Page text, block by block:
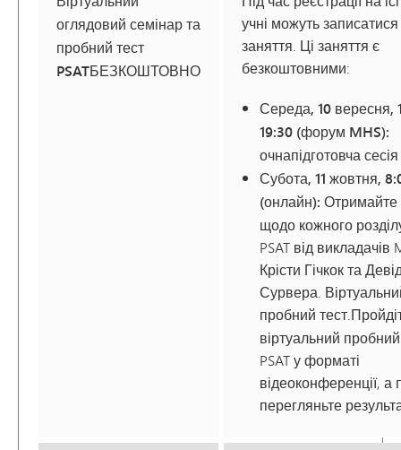
оглядовий семінар та
пробний тест
PSATБЕЗКОШТОВНО
учні можуть записатися
заняття. Ці заняття є
безкоштовними:
Середа, 10 вересня,
19:30 (форум MHS):
очнапідготовча сесія
Субота, 11 жовтня,
(онлайн):
щодо кожного
PSAT від викладачів
Крісти Гічкок та
Сурвера.
пробний тест.
віртуальний
PSAT у форматі
відеоконференції, а
перегляньте